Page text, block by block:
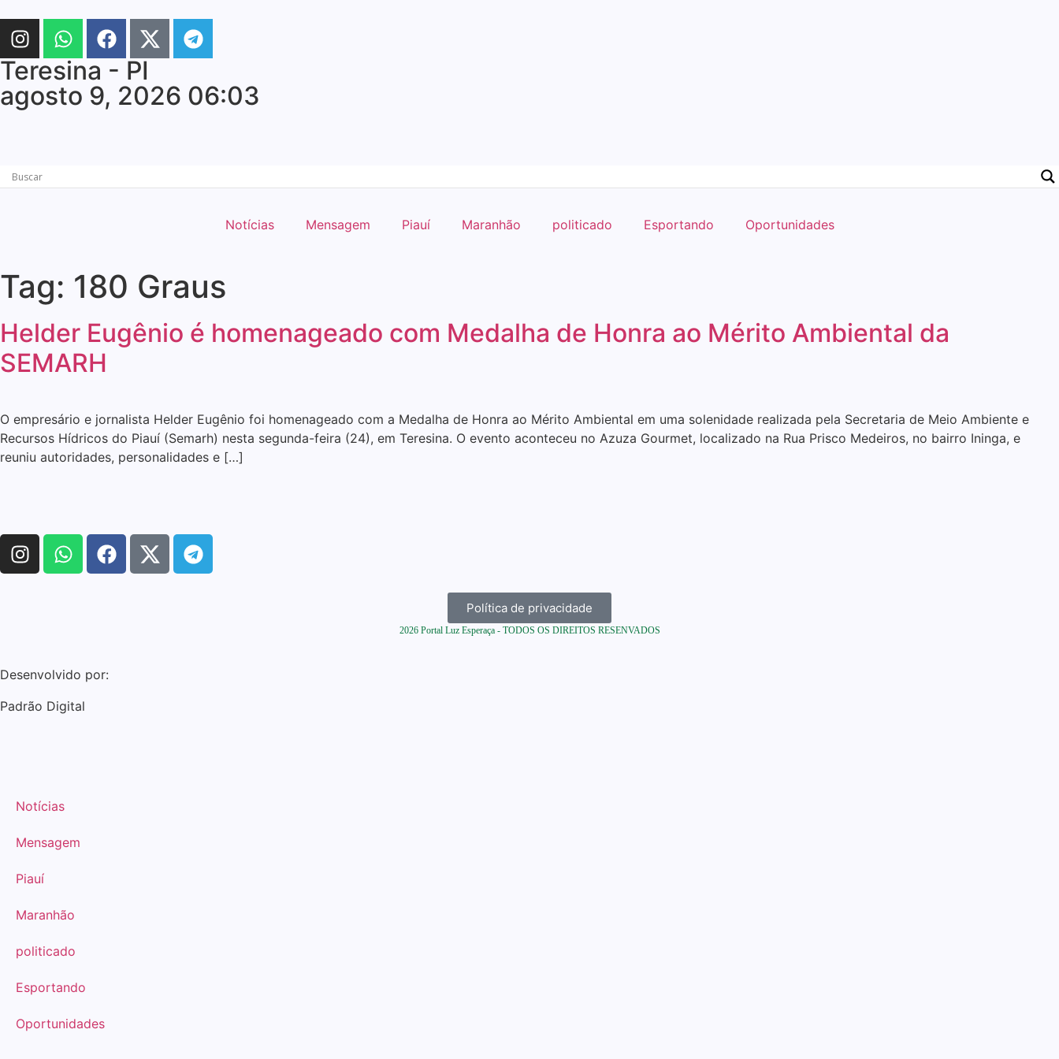
Teresina - PI
agosto 9, 2026 06:03
Notícias Mensagem Piauí Maranhão politicado Esportando Oportunidades
Tag: 180 Graus
Helder Eugênio é homenageado com Medalha de Honra ao Mérito Ambiental da
SEMARH
O empresário e jornalista Helder Eugênio foi homenageado com a Medalha de Honra ao Mérito Ambiental em uma solenidade realizada pela Secretaria de Meio Ambiente e
Recursos Hídricos do Piauí (Semarh) nesta segunda-feira (24), em Teresina. O evento aconteceu no Azuza Gourmet, localizado na Rua Prisco Medeiros, no bairro Ininga, e
reuniu autoridades, personalidades e […]
Política de privacidade
2026Portal Luz Esperaça - TODOS OS DIREITOS RESENVADOS
Desenvolvido por:
Padrão Digital
Notícias
Mensagem
Piauí
Maranhão
politicado
Esportando
Oportunidades